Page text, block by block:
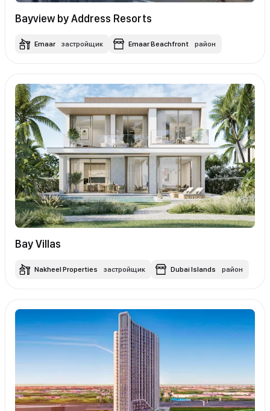
Bayview by Address Resorts
Emaar застройщик Emaar Beachfront район
Bay Villas
Nakheel Properties застройщик Dubai Islands район